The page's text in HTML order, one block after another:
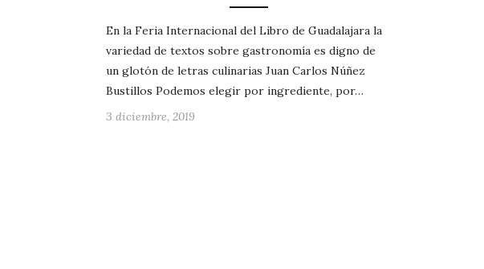
En la Feria Internacional del Libro de Guadalajara la
variedad de textos sobre gastronomía es digno de
un glotón de letras culinarias Juan Carlos Núñez
Bustillos Podemos elegir por ingrediente, por…
3 diciembre, 2019